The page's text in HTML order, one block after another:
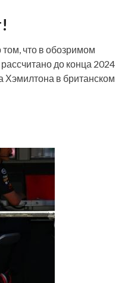
что в обозримом
до конца 2024
Хэмилтона в британском